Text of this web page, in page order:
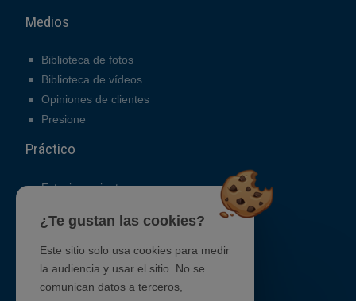
Medios
Biblioteca de fotos
Biblioteca de vídeos
Opiniones de clientes
Presione
Práctico
Estacionamiento
Mapa de acceso
GTC
Reclutamiento
¿Te gustan las cookies?
Este sitio solo usa cookies para medir
la audiencia y usar el sitio. No se
comunican datos a terceros,